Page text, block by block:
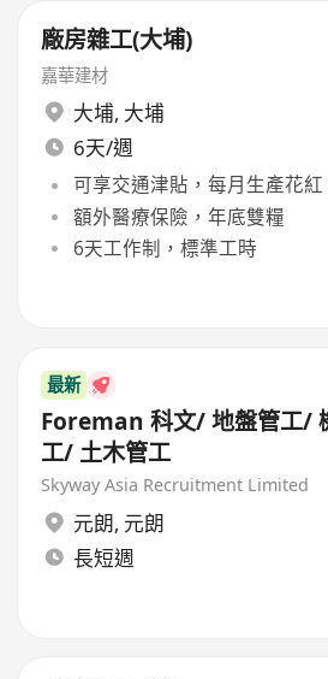
廠房雜工(大埔)
嘉華建材
大埔, 大埔
6天/週
可享交通津貼，每月生產花
額外醫療保險，年底雙糧
6天工作制，標準工時
最新
Foreman 科文/ 地盤管工/
工/ 土木管工
Skyway Asia Recruitment Limited
元朗, 元朗
長短週